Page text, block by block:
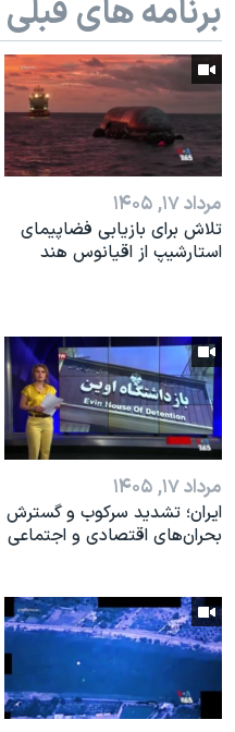
نرگس محمدی برنده جایزه
همایش محافظه‌کاران آمریکا
صفحه‌های ویژه
سفر پرزیدنت ترامپ به چین
برنامه های قبلی
مرداد ۱۷, ۱۴۰۵
تلاش برای بازیابی فضاپیمای
استارشیپ از اقیانوس هند
مرداد ۱۷, ۱۴۰۵
ایران؛ تشدید سرکوب و گسترش
بحران‌های اقتصادی و اجتماعی